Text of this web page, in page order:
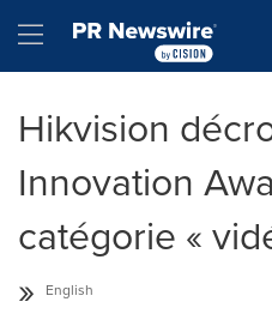
Hamburger menu
Hikvision
Innovation
catégorie «
»
English